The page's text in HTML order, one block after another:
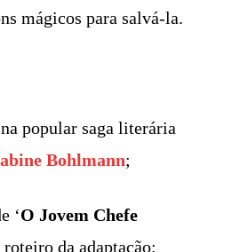
mágicos para salvá-la.
popular saga literária
Bohlmann;
‘O Jovem Chefe
roteiro da adaptação;